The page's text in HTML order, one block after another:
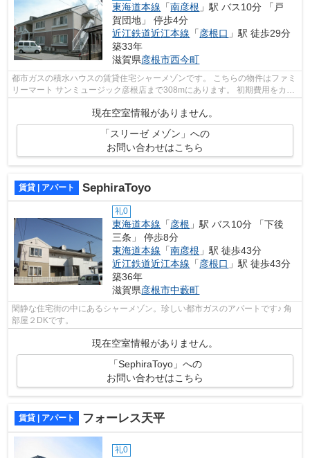
東海道本線 「南彦根 」駅 バス10分 「戸
賀団地」 停歩4分
近江鉄道近江本線 「彦根口 」駅 徒歩29分
築33年
滋賀県彦根市西今町
都市ガスの積水ハウスの賃貸住宅シャーメゾンです。 こちらの物件はファミ
リーマート サンミュージック彦根店まで308mにあります。 初期費用をカー
ドでお支払いいただけるので、カード...
現在空室情報がありません。
「スリーゼ メゾン」への
お問い合わせはこちら
賃貸 | アパート SephiraToyo
礼0
東海道本線 「彦根 」駅 バス10分 「下後
三条」 停歩8分
東海道本線 「南彦根 」駅 徒歩43分
近江鉄道近江本線 「彦根口 」駅 徒歩43分
築36年
滋賀県彦根市中藪町
閑静な住宅街の中にあるシャーメゾン。珍しい都市ガスのアパートです♪ 角
部屋２DKです。
現在空室情報がありません。
「SephiraToyo」への
お問い合わせはこちら
賃貸 | アパート フォーレス天平
礼0